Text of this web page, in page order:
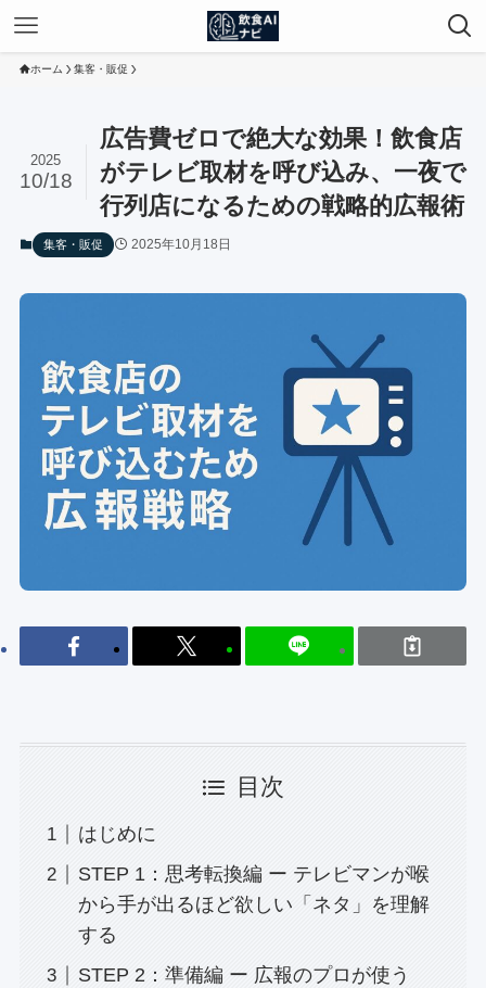
ホーム 集客・販促
広告費ゼロで絶大な効果！飲食店
がテレビ取材を呼び込み、一夜で
行列店になるための戦略的広報術
2025
10/18
集客・販促 2025年10月18日
目次
はじめに
STEP 1：思考転換編 ー テレビマンが喉
から手が出るほど欲しい「ネタ」を理解
する
STEP 2：準備編 ー 広報のプロが使う